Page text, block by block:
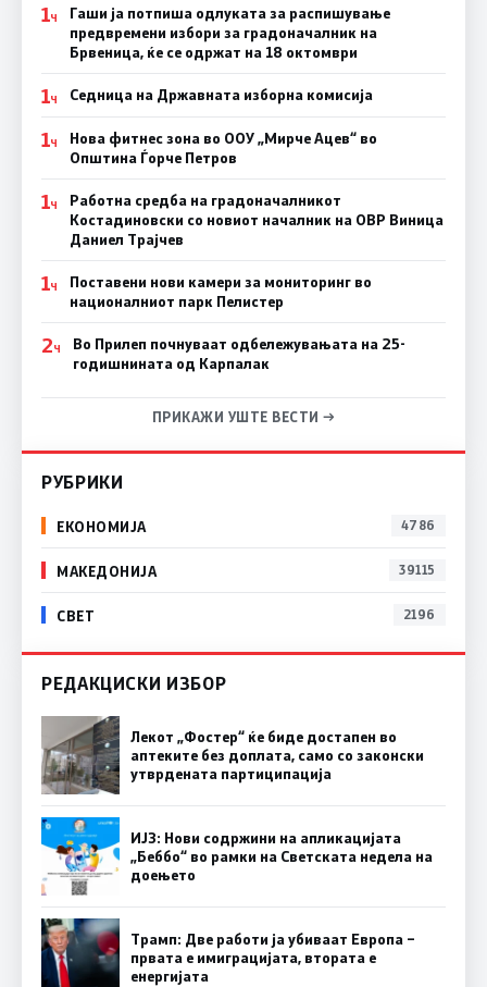
1Ч
Гаши ја потпиша одлуката за распишување
предвремени избори за градоначалник на
Брвеница, ќе се одржат на 18 октомври
1Ч Седница на Државната изборна комисија
1Ч
Нова фитнес зона во ООУ „Мирче Ацев“ во
Општина Ѓорче Петров
1Ч
Работна средба на градоначалникот
Костадиновски со новиот началник на ОВР Виница
Даниел Трајчев
1Ч
Поставени нови камери за мониторинг во
националниот парк Пелистер
2Ч
Во Прилеп почнуваат одбележувањата на 25-
годишнината од Карпалак
ПРИКАЖИ УШТЕ ВЕСТИ →
РУБРИКИ
ЕКОНОМИЈА 4786
МАКЕДОНИЈА 39115
СВЕТ 2196
РЕДАКЦИСКИ ИЗБОР
Лекот „Фостер“ ќе биде достапен во
аптеките без доплата, само со законски
утврдената партиципација
ИЈЗ: Нови содржини на апликацијата
„Беббо“ во рамки на Светската недела на
доењето
Трамп: Две работи ја убиваат Европа –
првата е имиграцијата, втората е
енергијата